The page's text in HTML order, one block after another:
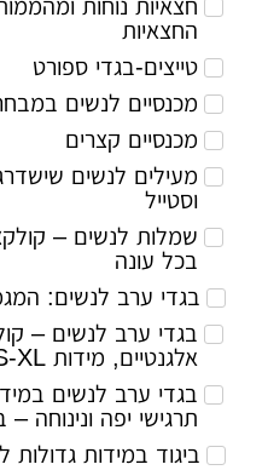
חצאיות נוחות ומהממות:
החצאיות
טייצים-בגדי ספורט
מכנסיים לנשים במבחר
מכנסיים קצרים
מעילים לנשים שישדרגו
שמלות לנשים – קולקציה
בכל עונה
בגדי ערב לנשים: המגמות
בגדי ערב לנשים – קולקציה
אלגנטיים, מידות XS-XL
תרגישי יפה ונינוחה –
ביגוד במידות גדולות